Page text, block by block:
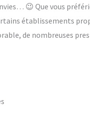
😉 Que vous
établissements
de nombreuses